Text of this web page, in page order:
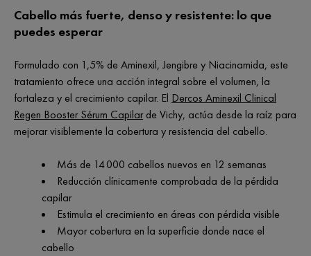
Cabello más fuerte, denso y resistente: lo que
puedes esperar
Formulado con 1,5% de Aminexil, Jengibre y Niacinamida, este
tratamiento ofrece una acción integral sobre el volumen, la
fortaleza y el crecimiento capilar. El Dercos Aminexil Clinical
Regen Booster Sérum Capilarde Vichy, actúa desde la raíz para
mejorar visiblemente la cobertura y resistencia del cabello.
Más de 14 000 cabellos nuevos en 12 semanas
Reducción clínicamente comprobada de la pérdida
capilar
Estimula el crecimiento en áreas con pérdida visible
Mayor cobertura en la superficie donde nace el
cabello